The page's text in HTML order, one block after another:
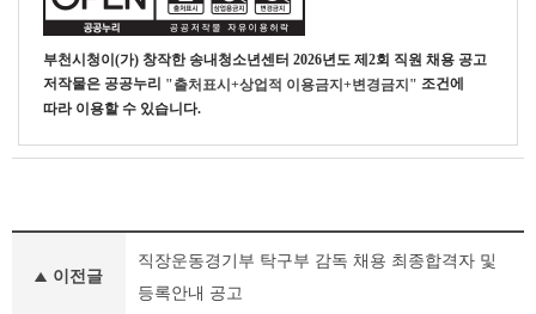
부천시청이(가) 창작한 송내청소년센터 2026년도 제2회 직원 채용 공고
저작물은 공공누리 "출처표시+상업적 이용금지+변경금지" 조건에
따라 이용할 수 있습니다.
이전글
직장운동경기부 탁구부 감독 채용 최종합격자 및
등록안내 공고